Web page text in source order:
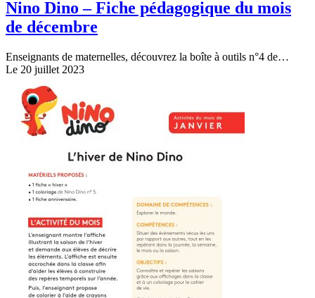
Nino Dino – Fiche pédagogique du mois
de décembre
Enseignants de maternelles, découvrez la boîte à outils n°4 de…
Le 20 juillet 2023